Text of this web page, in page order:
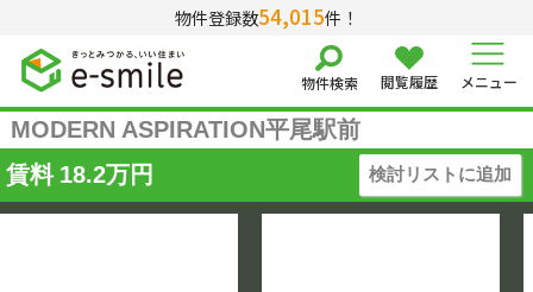
物件登録数54,015件！
物件検索 閲覧履歴 メニュー
MODERN ASPIRATION平尾駅前
賃料 18.2万円 検討リストに追加